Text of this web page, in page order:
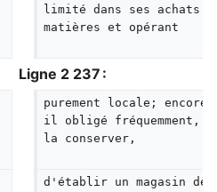
limité dans ses achats
matières et opérant
Ligne 2 237 :
purement locale; encore
il obligé fréquemment,
la conserver,
d'établir un magasin de